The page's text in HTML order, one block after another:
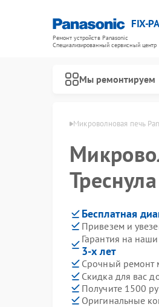
FIX-
Ремонт устройств Panasonic
Специализированный cервисный центр
Мы ремонтируем
в Рязани Микроволновая печь
Бесплатная
Привезем и
Гарантия на
3-х лет
Срочный ремонт
Скидка для вас
Получите 1500
Оригинальные